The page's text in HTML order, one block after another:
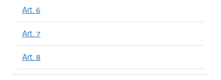
Art. 6
Art. 7
Art. 8